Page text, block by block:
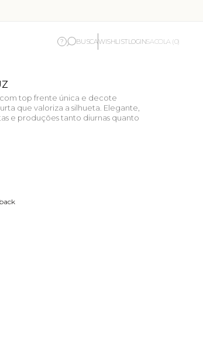
? BUSCAWISHLISTLOGINSACOLA (0)
top frente única e decote
que valoriza a silhueta. Elegante,
e produções tanto diurnas quanto